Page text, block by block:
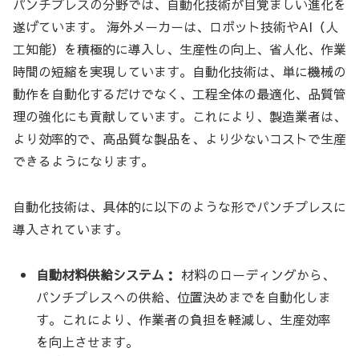
パンチプレスの分野では、自動化技術が目覚ましい進化を
遂げています。 海外メーカーは、ロボット技術やAI（人
工知能）を積極的に導入し、生産性の向上、省人化、作業
時間の短縮を実現しています。自動化技術は、単に機械の
動作を自動化するだけでなく、工程全体の最適化、品質管
理の強化にも貢献しています。これにより、製造業者は、
より効率的で、高品質な製品を、より少ないコストで生産
できるようになります。
自動化技術は、具体的に以下のような形でパンチプレスに
導入されています。
自動材料供給システム： 材料のローディングから、
パンチプレスへの供給、位置決めまでを自動化しま
す。これにより、作業者の負担を軽減し、生産効率
を向上させます。